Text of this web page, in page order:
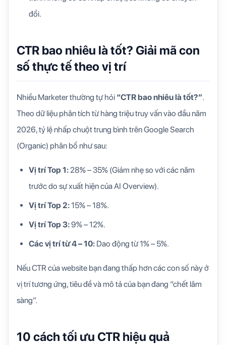
đổi.
CTR bao nhiêu là tốt? Giải mã con
số thực tế theo vị trí
Nhiều Marketer thường tự hỏi “CTR bao nhiêu là tốt?”.
Theo dữ liệu phân tích từ hàng triệu truy vấn vào đầu năm
2026, tỷ lệ nhấp chuột trung bình trên Google Search
(Organic) phân bổ như sau:
Vị trí Top 1: 28% – 35% (Giảm nhẹ so với các năm
trước do sự xuất hiện của AI Overview).
Vị trí Top 2:15% – 18%.
Vị trí Top 3:9% – 12%.
Các vị trí từ 4 – 10: Dao động từ 1% – 5%.
Nếu CTR của website bạn đang thấp hơn các con số này ở
vị trí tương ứng, tiêu đề và mô tả của bạn đang “chết lâm
sàng”.
10 cách tối ưu CTR hiệu quả